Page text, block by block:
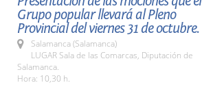
Grupo popular llevará al Pleno
Provincial del viernes 31 de octubre.
Salamanca (Salamanca)
LUGAR Sala de las Comarcas, Diputación de
Salamanca.
Hora: 10,30 h.